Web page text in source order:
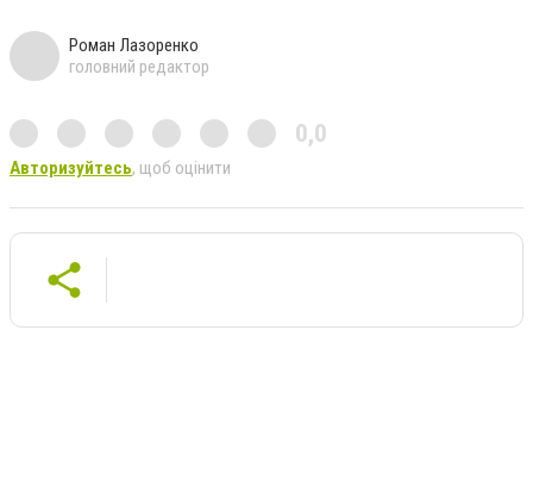
Роман Лазоренко
головний редактор
0,0
Авторизуйтесь, щоб оцінити